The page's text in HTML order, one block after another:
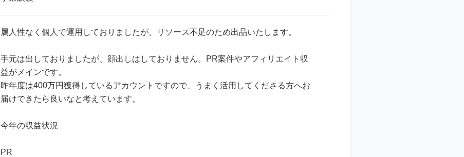
属人性なく個人で運用しておりましたが、リソース不足のため出品いたします。
手元は出しておりましたが、顔出しはしておりません。PR案件やアフィリエイト収
益がメインです。
昨年度は400万円獲得しているアカウントですので、うまく活用してくださる方へお
届けできたら良いなと考えています。
今年の収益状況
PR